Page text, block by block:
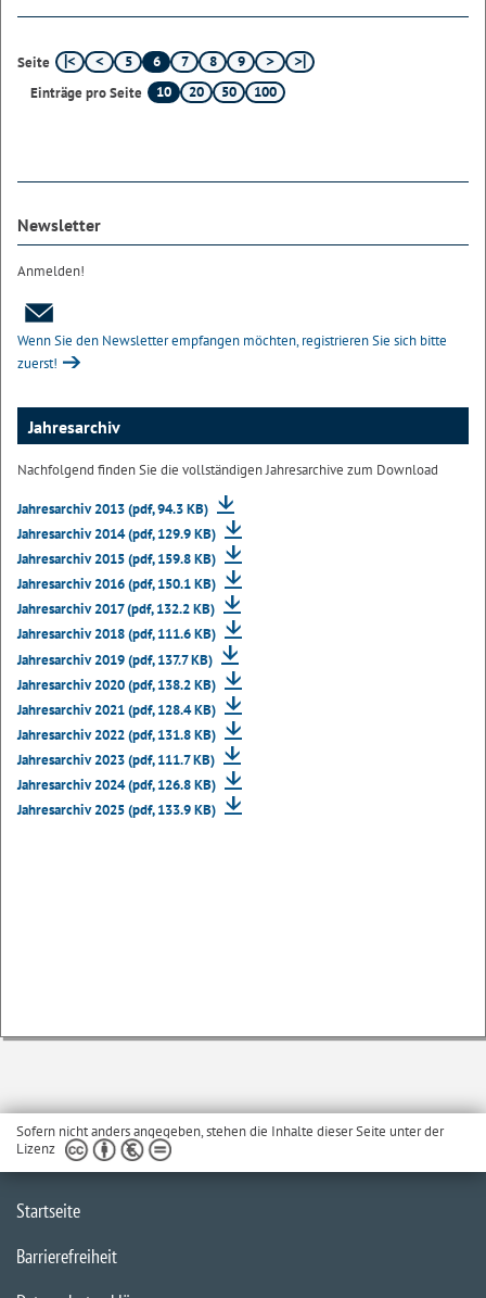
Seite 5 6 7 8
9
Einträge pro Seite
10 20 50 100
Newsletter
Anmelden!
Wenn Sie den Newsletter empfangen möchten, registrieren Sie sich bitte
zuerst!
Jahresarchiv
Nachfolgend finden Sie die vollständigen Jahresarchive zum Download
Jahresarchiv 2013 (pdf, 94.3 KB)
Jahresarchiv 2014 (pdf, 129.9 KB)
Jahresarchiv 2015 (pdf, 159.8 KB)
Jahresarchiv 2016 (pdf, 150.1 KB)
Jahresarchiv 2017 (pdf, 132.2 KB)
Jahresarchiv 2018 (pdf, 111.6 KB)
Jahresarchiv 2019 (pdf, 137.7 KB)
Jahresarchiv 2020 (pdf, 138.2 KB)
Jahresarchiv 2021 (pdf, 128.4 KB)
Jahresarchiv 2022 (pdf, 131.8 KB)
Jahresarchiv 2023 (pdf, 111.7 KB)
Jahresarchiv 2024 (pdf, 126.8 KB)
Jahresarchiv 2025 (pdf, 133.9 KB)
Sofern nicht anders angegeben, stehen die Inhalte dieser Seite unter der
Lizenz
Startseite
Barrierefreiheit